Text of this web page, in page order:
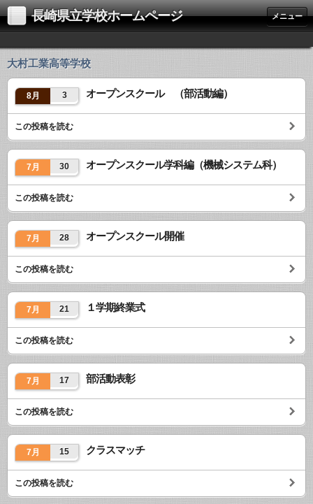
長崎県立学校ホームページ メニュー
大村工業高等学校
8月 3 オープンスクール （部活動編）
この投稿を読む
7月 30 オープンスクール学科編（機械システム科）
この投稿を読む
7月 28 オープンスクール開催
この投稿を読む
7月 21 １学期終業式
この投稿を読む
7月 17 部活動表彰
この投稿を読む
7月 15 クラスマッチ
この投稿を読む